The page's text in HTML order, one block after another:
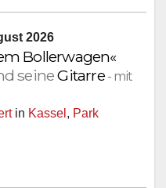
2026
Bollerwagen«
seineGitarre- mit
in Kassel , Park